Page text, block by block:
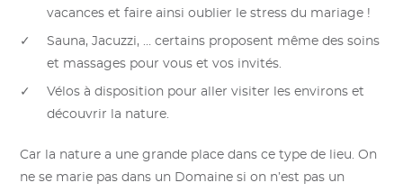
vacances et faire ainsi oublier le stress du mariage !
Sauna, Jacuzzi, … certains proposent même des soins
et massages pour vous et vos invités.
Vélos à disposition pour aller visiter les environs et
découvrir la nature.
Car la nature a une grande place dans ce type de lieu. On
ne se marie pas dans un Domaine si on n’est pas un